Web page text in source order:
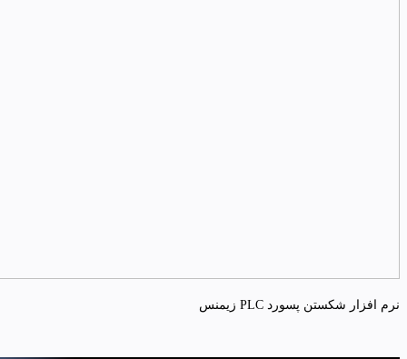
نرم افزار شکستن پسورد PLC زیمنس